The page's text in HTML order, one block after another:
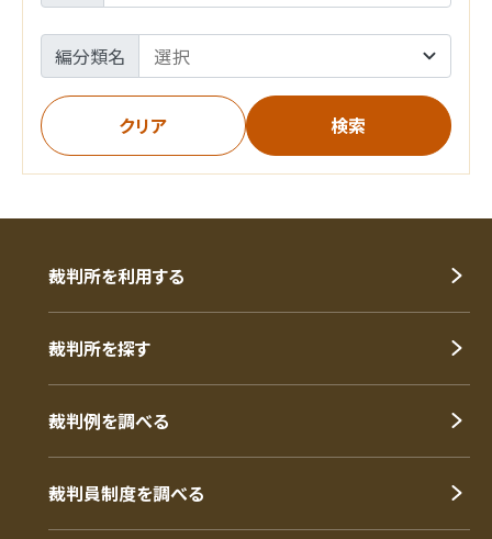
編分類名
裁判所を利用する
裁判所を探す
裁判例を調べる
裁判員制度を調べる